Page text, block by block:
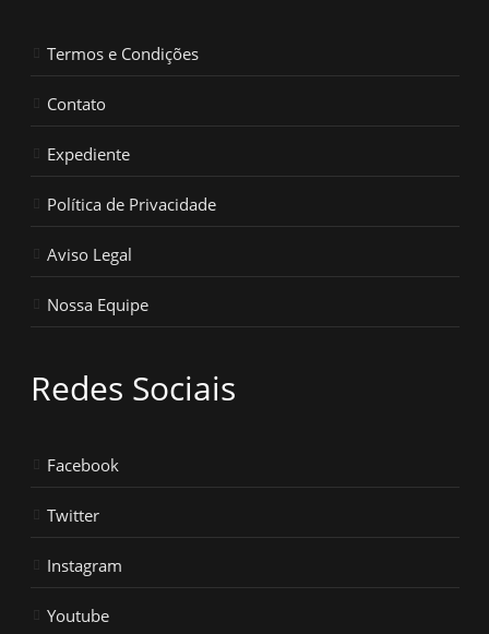
Termos e Condições
Contato
Expediente
Política de Privacidade
Aviso Legal
Nossa Equipe
Redes Sociais
Facebook
Twitter
Instagram
Youtube